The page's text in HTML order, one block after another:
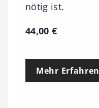
nötig ist.
44,00€
Mehr Erfahren